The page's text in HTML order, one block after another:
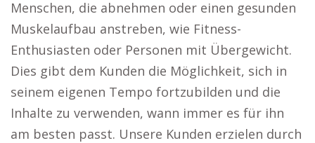
Menschen, die abnehmen oder einen gesunden
Muskelaufbau anstreben, wie Fitness-
Enthusiasten oder Personen mit Übergewicht.
Dies gibt dem Kunden die Möglichkeit, sich in
seinem eigenen Tempo fortzubilden und die
Inhalte zu verwenden, wann immer es für ihn
am besten passt. Unsere Kunden erzielen durch